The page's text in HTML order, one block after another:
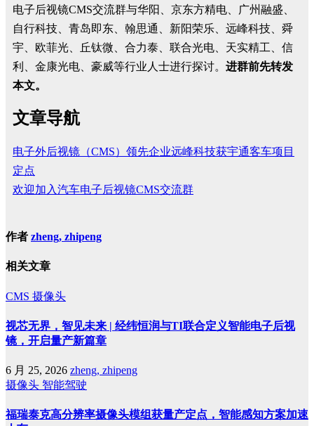
电子后视镜CMS交流群与华阳、京东方精电、广州融盛、
自行科技、青岛即东、翰思通、新阳荣乐、远峰科技、舜
宇、欧菲光、丘钛微、合力泰、联合光电、天实精工、信
利、金康光电、豪威等行业人士进行探讨。 进群前先转发
本文。
文章导航
电子外后视镜（CMS）领先企业远峰科技获宇通客车项目
定点
欢迎加入汽车电子后视镜CMS交流群
作者 zheng, zhipeng
相关文章
CMS 摄像头
视芯无界，智见未来 | 经纬恒润与TI联合定义智能电子后视
镜，开启量产新篇章
6 月 25, 2026 zheng, zhipeng
摄像头 智能驾驶
福瑞泰克高分辨率摄像头模组获量产定点，智能感知方案加速